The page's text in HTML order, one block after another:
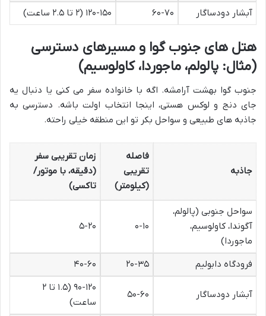
آبشار دودساگار ۶۰-۷۰ ۱۲۰-۱۵۰ (۲ تا ۲.۵ ساعت)
هتل های جنوب گوا و مسیرهای دسترسی
(مثال: پالولم، ماجوردا، کاولوسیم)
جنوب گوا بهشت آرامشه. اگه با خانواده سفر می کنی یا دنبال یه
جای دنج و لوکس هستی، اینجا انتخاب اولت باشه. دسترسی به
جاذبه های طبیعی و سواحل بکر تو این منطقه خیلی راحته.
جاذبه
فاصله
تقریبی
(کیلومتر)
زمان تقریبی سفر
(دقیقه، با موتور/
تاکسی)
سواحل جنوبی (پالولم،
آگوندا، کاولوسیم،
ماجوردا)
۰-۱۰ ۵-۲۰
فرودگاه دابولیم ۲۰-۳۵ ۴۰-۶۰
آبشار دودساگار ۵۰-۶۰
۹۰-۱۲۰ (۱.۵ تا ۲
ساعت)